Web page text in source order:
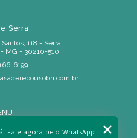
Serra
118 - Serra
MG - 30210-510
6199
Fale agora pelo WhatsApp